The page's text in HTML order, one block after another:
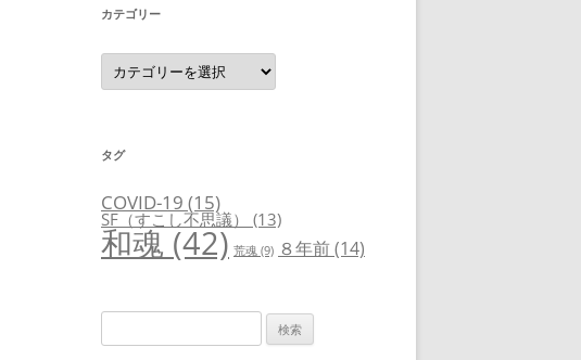
カテゴリー
カ
テ
ゴ
タグ
COVID-19 (15)
SF（すこし不思議） (13)
和魂 (42) 荒魂 (9) ８年前(14)
索: